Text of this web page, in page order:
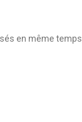
en même temps